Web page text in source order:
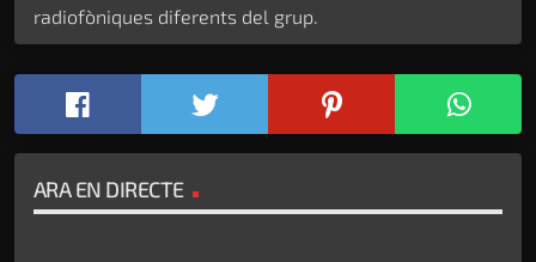
radiofòniques diferents del grup.
ARA EN DIRECTE